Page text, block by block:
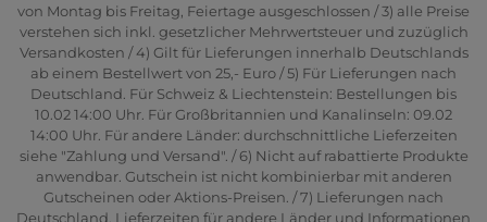
von Montag bis Freitag, Feiertage ausgeschlossen / 3) alle Preise
verstehen sich inkl. gesetzlicher Mehrwertsteuer und zuzüglich
Versandkosten / 4) Gilt für Lieferungen innerhalb Deutschlands
ab einem Bestellwert von 25,- Euro / 5) Für Lieferungen nach
Deutschland. Für Schweiz & Liechtenstein: Bestellungen bis
10.02 14:00 Uhr. Für Großbritannien und Kanalinseln: 09.02
14:00 Uhr. Für andere Länder: durchschnittliche Lieferzeiten
siehe "Zahlung und Versand". / 6) Nicht auf rabattierte Produkte
anwendbar. Gutschein ist nicht kombinierbar mit anderen
Gutscheinen oder Aktions-Preisen. / 7) Lieferungen nach
Deutschland. Lieferzeiten für andere Länder und Informationen